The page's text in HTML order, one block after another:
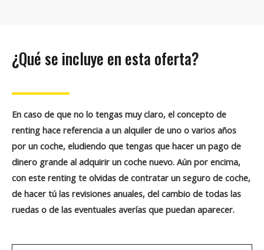
¿Qué se incluye en esta oferta?
En caso de que no lo tengas muy claro, el concepto de
renting hace referencia a un alquiler de uno o varios años
por un coche, eludiendo que tengas que hacer un pago de
dinero grande al adquirir un coche nuevo. Aún por encima,
con este renting te olvidas de contratar un seguro de coche,
de hacer tú las revisiones anuales, del cambio de todas las
ruedas o de las eventuales averías que puedan aparecer.